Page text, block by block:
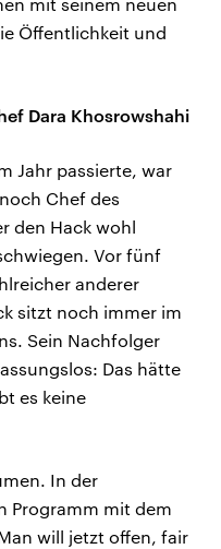
mit seinem neuen
Öffentlichkeit und
Dara Khosrowshahi
Jahr passierte, war
Chef des
den Hack wohl
Vor fünf
anderer
sitzt noch immer im
Sein Nachfolger
Das hätte
es keine
In der
Programm mit dem
will jetzt offen, fair